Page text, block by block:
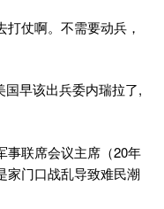
仗啊。不需要动兵，
国早该出兵委内瑞拉了,
事联席会议主席（20年
家门口战乱导致难民潮